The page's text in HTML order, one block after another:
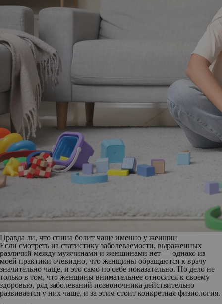
Правда ли, что спина болит чаще именно у женщин
Если смотреть на статистику заболеваемости, выраженных
различий между мужчинами и женщинами нет — однако из
моей практики очевидно, что женщины обращаются к врачу
значительно чаще, и это само по себе показательно. Но дело не
только в том, что женщины внимательнее относятся к своему
здоровью, ряд заболеваний позвоночника действительно
развивается у них чаще, и за этим стоит конкретная физиология.